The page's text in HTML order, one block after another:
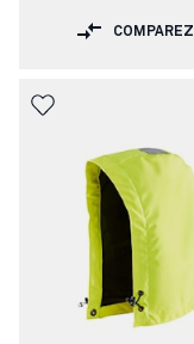
COMPAREZ